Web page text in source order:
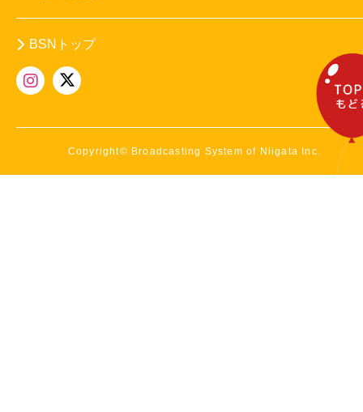
BSNトップ
Copyright© Broadcasting System of Niigata Inc.